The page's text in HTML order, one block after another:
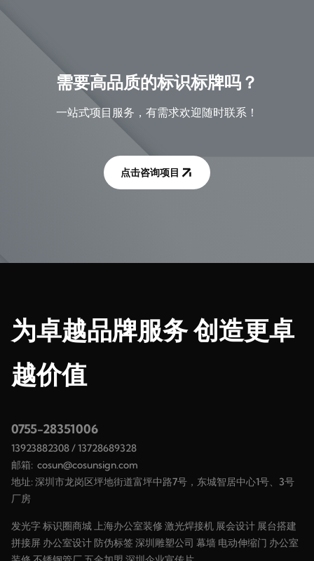
需要高品质的标识标牌吗？
一站式项目服务，有需求欢迎随时联系！
点击咨询项目
为卓越品牌服务 创造更卓
越价值
0755-28351006
13923882308/13728689328
邮箱: cosun@cosunsign.com
地址: 深圳市龙岗区坪地街道富坪中路7号，东城智居中心1号、3号
厂房
发光字标识圈商城 上海办公室装修 激光焊接机 展会设计 展台搭建
拼接屏 办公室设计 防伪标签 深圳雕塑公司 幕墙 电动伸缩门 办公室